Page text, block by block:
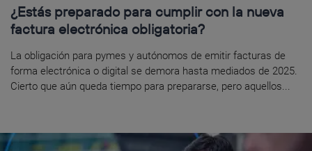
¿Estás preparado para cumplir con la nueva
factura electrónica obligatoria?
La obligación para pymes y autónomos de emitir facturas de
forma electrónica o digital se demora hasta mediados de 2025.
Cierto que aún queda tiempo para prepararse, pero aquellos...